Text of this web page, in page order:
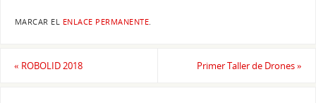
MARCAR EL ENLACE PERMANENTE.
« ROBOLID 2018 Primer Taller de Drones»